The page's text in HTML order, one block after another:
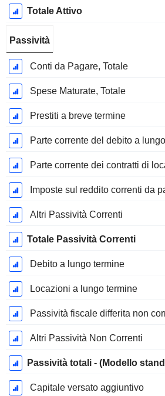
Totale Attivo
Passività
Conti da Pagare, Totale
Spese Maturate, Totale
Prestiti a breve termine
Parte corrente del debito a
Parte corrente dei contratti di
Imposte sul reddito correnti da
Altri Passività Correnti
Totale Passività Correnti
Debito a lungo termine
Locazioni a lungo termine
Passività fiscale differita non
Altri Passività Non Correnti
Passività totali - (Modello
Capitale versato aggiuntivo